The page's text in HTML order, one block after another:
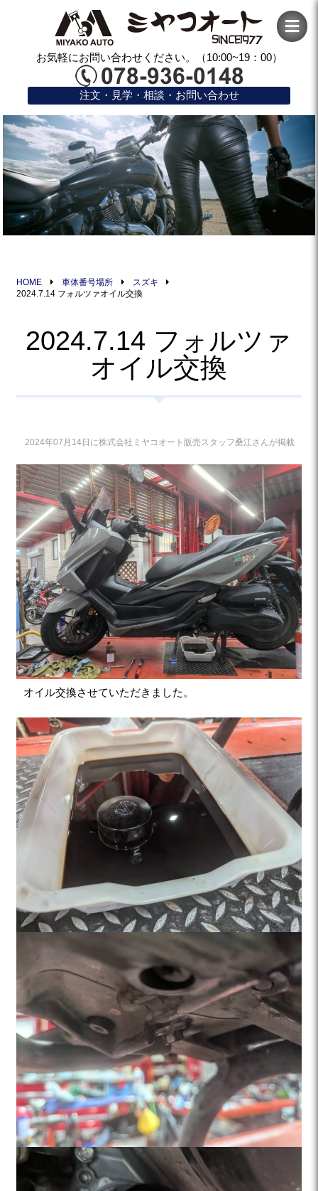
お気軽にお問い合わせください。（10:00~19：00）
注文・見学・相談・お問い合わせ
HOME 車体番号場所
スズキ
2024.7.14 フォルツァオイル交換
2024.7.14 フォルツァ
オイル交換
2024年07月14日に株式会社ミヤコオート販売スタッフ桑江さんが掲載
オイル交換させていただきました。